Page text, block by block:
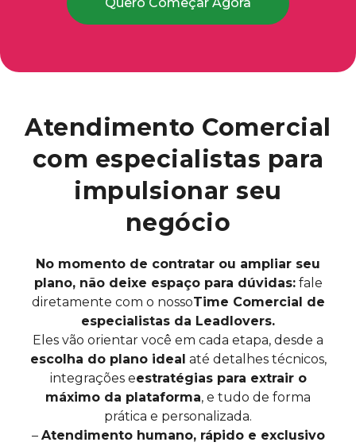
Atendimento Comercial
com especialistas para
impulsionar seu
negócio
No momento de contratar ou ampliar seu
plano, não deixe espaço para dúvidas:fale
diretamente com o nossoTime Comercial de
especialistas da Leadlovers.
Eles vão orientar você em cada etapa, desde a
escolha do plano ideal até detalhes técnicos,
integrações eestratégias para extrair o
máximo da plataforma, e tudo de forma
prática e personalizada.
– Atendimento humano, rápido e exclusivo